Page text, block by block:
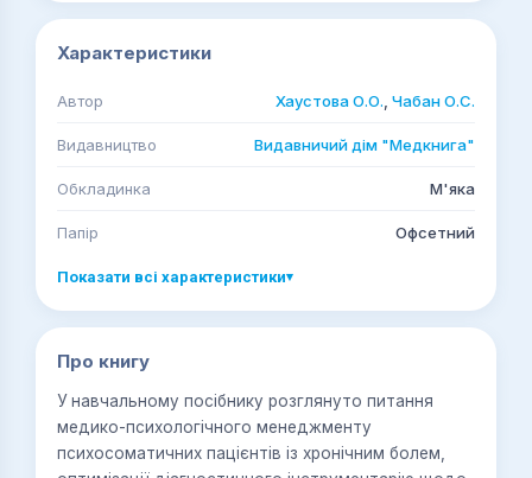
Характеристики
Автор Хаустова О.О. Чабан О.С.
Видавництво Видавничий дім "Медкнига"
Обкладинка М'яка
Папір Офсетний
Показати всі характеристики▾
Про книгу
У навчальному посібнику розглянуто питання
медико-психологічного менеджменту
психосоматичних пацієнтів із хронічним болем,